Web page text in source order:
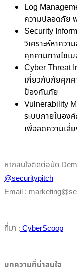
Log
ความปลอดภัย
Security
วิเคราะห์หาคว
คุกคามทางไซเ
Cyber Threat
เกี่ยวกับภัยคุกค
ป้องกันภัย
Vulnerability
ระบบภายในอง
เพื่อลดความเสี่
หากสนใจติดต่อนัด
@securitypitch
Email :
ที่มา :CyberScoop
บทความที่น่าสนใจ